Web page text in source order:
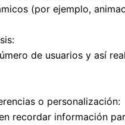
(por ejemplo,
de usuarios y así
o personalización:
recordar información